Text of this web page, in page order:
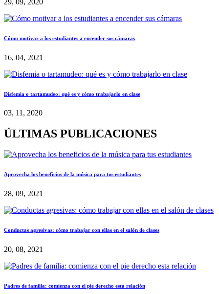
Cómo motivar a los estudiantes a encender sus cámaras
16, 04, 2021
Disfemia o tartamudeo: qué es y cómo trabajarlo en clase
03, 11, 2020
ÚLTIMAS PUBLICACIONES
Aprovecha los beneficios de la música para tus estudiantes
28, 09, 2021
Conductas agresivas: cómo trabajar con ellas en el salón de clases
20, 08, 2021
Padres de familia: comienza con el pie derecho esta relación